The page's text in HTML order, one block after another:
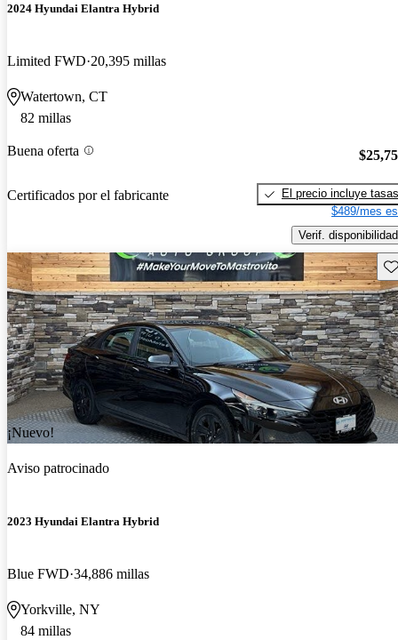
2024 Hyundai Elantra Hybrid
Limited FWD 20,395 millas
Watertown, CT
82 millas
Buena oferta
Certificados por el fabricante
El precio incluye tasas
$489/mes
Verif. disponibilidad
¡Nuevo!
Aviso patrocinado
2023 Hyundai Elantra Hybrid
Blue FWD 34,886 millas
Yorkville, NY
84 millas